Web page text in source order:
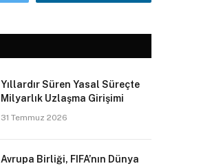
Yıllardır Süren Yasal Süreçte
Milyarlık Uzlaşma Girişimi
31 Temmuz 2026
Avrupa Birliği, FIFA’nın Dünya